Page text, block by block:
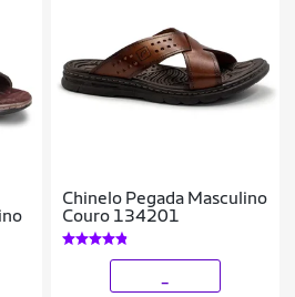
Chinelo Pegada Masculino
Couro 134201